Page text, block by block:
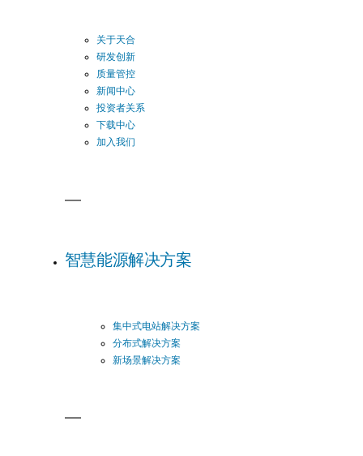
关于天合
研发创新
质量管控
新闻中心
投资者关系
下载中心
加入我们
智慧能源解决方案
集中式电站解决方案
分布式解决方案
新场景解决方案